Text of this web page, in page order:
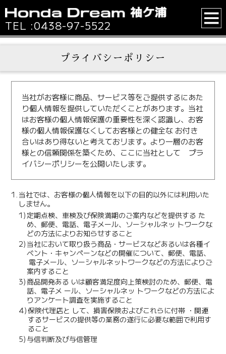
TEL :0438-97-5522
プライバシーポリシー
当社がお客様に商品、サービス等をご提供するにあた
り個人情報を提供していただくことがあります。当社
はお客様の個人情報保護の重要性を深く認識し、お客
様の個人情報保護なくしてお客様との健全な お付き
合いはあり得ないと考えておリます。より一層のお客
様との信頼関係を築くため、ここに当社として プラ
イバシーポリシーを公開いたします。
1. 当社では、お客様の個人情報を以下の目的以外には利用いた
しません。
1) 定期点検、車検及び保険満期のご案内などを提供する た
め、郵便、電話、電子メール、ソーシャルネッ トワークな
どの方法によりお知らせすること
2) 当社において取り扱う商品・サービスなどあるいは各種イ
ベント・キャンペーンなどの開催について、郵便、電話、
電子メール、ソーシャルネットワークなどの方法によりご
案内すること
3) 商品開発ある いは顧客満足度向上策検討のため、郵便、電
話、電子メ ール、ソーシャルネッ トワークなどの方法によ
りアンケート調査を実施すること
4)保険代理店と して、損害保険およびこれらに付帯 ・関連
するサービスの提供等の業務の遂行に必要な範囲で利用す
ること
5) 与信判断及び与信管理